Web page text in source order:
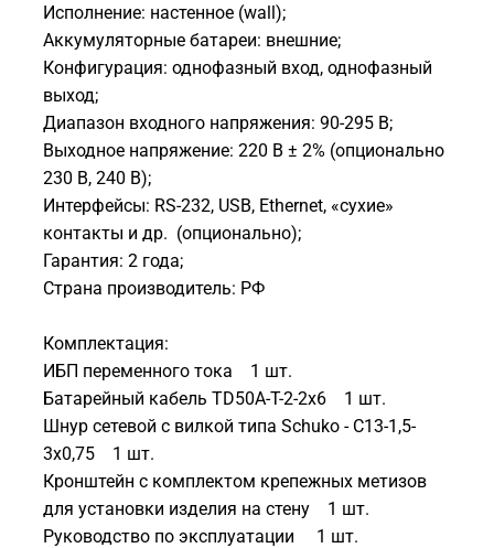
Исполнение: настенное (wall);
Аккумуляторные батареи: внешние;
Конфигурация: однофазный вход, однофазный
выход;
Диапазон входного напряжения: 90-295 В;
Выходное напряжение: 220 В ± 2% (опционально
230 В, 240 В);
Интерфейсы: RS-232, USB, Ethernet, «сухие»
контакты и др. (опционально);
Гарантия: 2 года;
Страна производитель: РФ
Комплектация:
ИБП переменного тока 1 шт.
Батарейный кабель TD50A-T-2-2x6 1 шт.
Шнур сетевой с вилкой типа Schuko - C13-1,5-
3x0,75 1 шт.
Кронштейн с комплектом крепежных метизов
для установки изделия на стену 1 шт.
Руководство по эксплуатации 1 шт.